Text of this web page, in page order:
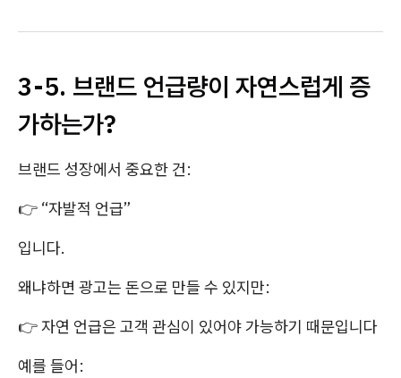
3-5. 브랜드 언급량이 자연스럽게 증
가하는가?
브랜드 성장에서 중요한 건:
👉 “자발적 언급”
입니다.
왜냐하면 광고는 돈으로 만들 수 있지만:
👉 자연 언급은 고객 관심이 있어야 가능하기 때문입니다
예를 들어: